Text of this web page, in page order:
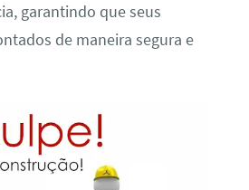
garantindo que seus
de maneira segura e